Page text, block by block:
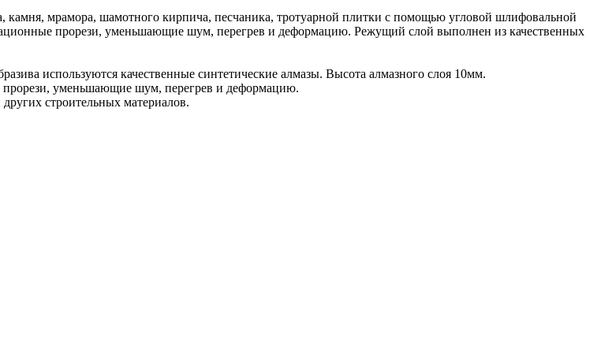
камня, мрамора, шамотного кирпича, песчаника, тротуарной плитки с помощью угловой шлифовальной
прорези, уменьшающие шум, перегрев и деформацию. Режущий слой выполнен из качественных
используются качественные синтетические алмазы. Высота алмазного слоя 10мм.
прорези, уменьшающие шум, перегрев и деформацию.
строительных материалов.